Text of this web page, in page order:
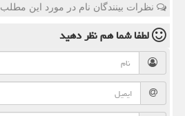
نظرات بینندگان نام در مورد این مطلب
لطفا شما همنظر دهید